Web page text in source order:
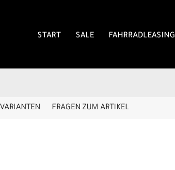
START SALE FAHRRADLEASING
VARIANTEN FRAGEN ZUM ARTIKEL